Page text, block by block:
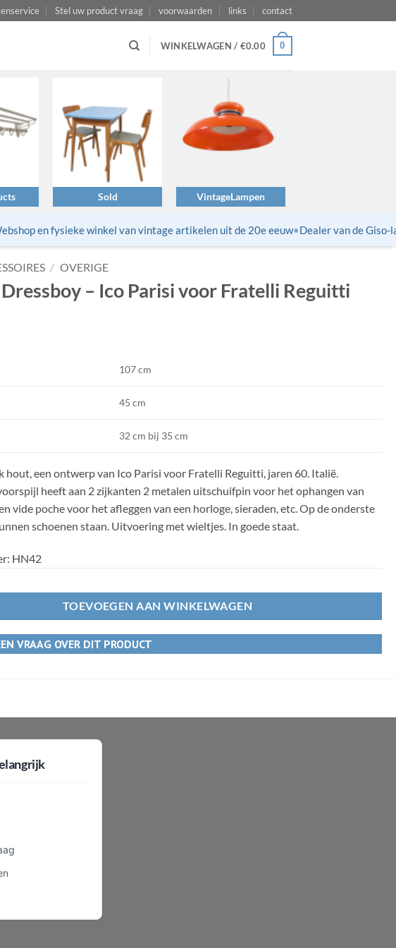
Stel uw product vraag voorwaarden links contact
WINKELWAGEN / €0.00 0
Sold VintageLampen
en fysieke winkel van vintage artikelen uit de 20e eeuw•Dealer van de Giso-
/ OVERIGE
– Ico Parisi voor Fratelli Reguitti
107 cm
45 cm
32 cm bij 35 cm
hout, een ontwerp van Ico Parisi voor Fratelli Reguitti, jaren 60. Italië.
heeft aan 2 zijkanten 2 metalen uitschuifpin voor het ophangen van
vide poche voor het afleggen van een horloge, sieraden, etc. Op de onderste
schoenen staan. Uitvoering met wieltjes. In goede staat.
HN42
TOEVOEGEN AAN WINKELWAGEN
VRAAG OVER DIT PRODUCT